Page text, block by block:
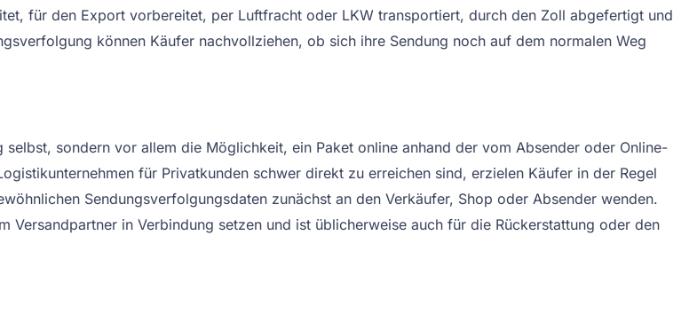
für den Export vorbereitet, per Luftfracht oder LKW transportiert, durch den Zoll abgefertigt und
können Käufer nachvollziehen, ob sich ihre Sendung noch auf dem normalen Weg
sondern vor allem die Möglichkeit, ein Paket online anhand der vom Absender oder Online-
für Privatkunden schwer direkt zu erreichen sind, erzielen Käufer in der Regel
Sendungsverfolgungsdaten zunächst an den Verkäufer, Shop oder Absender wenden.
Versandpartner in Verbindung setzen und ist üblicherweise auch für die Rückerstattung oder den